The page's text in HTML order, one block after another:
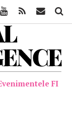
FI
Youtube Feed Mail